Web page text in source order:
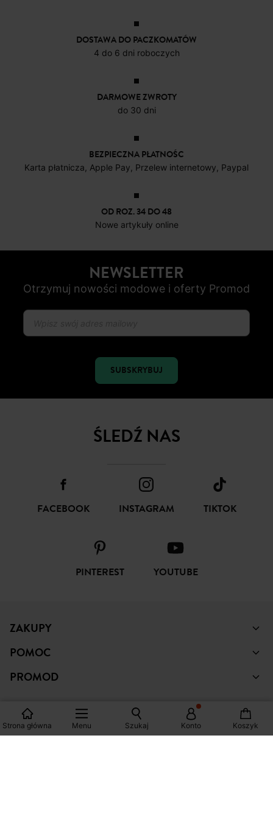
Strona główna Menu Szukaj Konto Koszyk
DOSTAWA DO PACZKOMATÓW
4 do 6 dni roboczych
DARMOWE ZWROTY
do 30 dni
BEZPIECZNA PŁATNOŚC
Karta płatnicza, Apple Pay, Przelew internetowy, Paypal
OD ROZ. 34 DO 48
Nowe artykuły online
NEWSLETTER
Otrzymuj nowości modowe i oferty Promod
SUBSKRYBUJ
ŚLEDŹ NAS
FACEBOOK INSTAGRAM TIKTOK
PINTEREST YOUTUBE
ZAKUPY
POMOC
PROMOD